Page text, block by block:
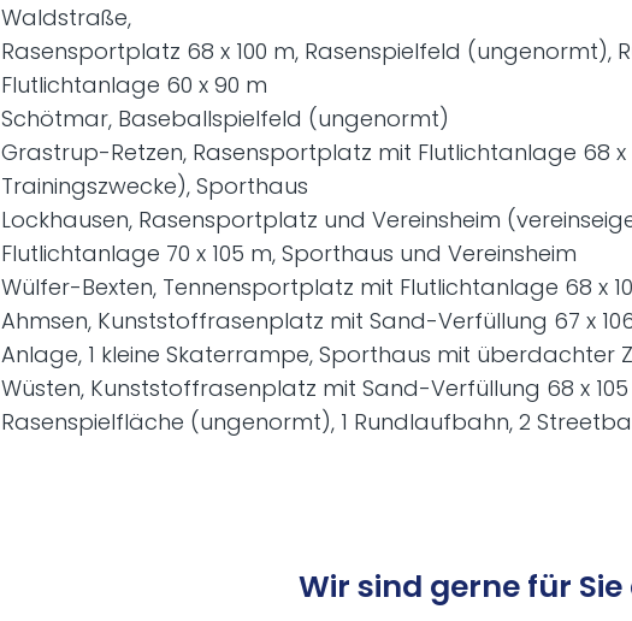
Waldstraße,
Rasensportplatz 68 x 100 m, Rasenspielfeld
Flutlichtanlage 60 x 90 m
Schötmar, Baseballspielfeld (ungenormt)
Grastrup-Retzen, Rasensportplatz mit Flutlichtanlage 68 x
Trainingszwecke), Sporthaus
Lockhausen, Rasensportplatz und Vereinsheim
Flutlichtanlage 70 x 105 m, Sporthaus und Vereinsheim
Wülfer-Bexten, Tennensportplatz mit Flutlichtanlage 68 x
Ahmsen, Kunststoffrasenplatz mit Sand-Verfüllung 67 x
Anlage, 1 kleine Skaterrampe, Sporthaus mit überdachter
Wüsten, Kunststoffrasenplatz mit Sand-Verfüllung 68 x
Rasenspielfläche (ungenormt), 1 Rundlaufbahn, 2
Wir sind gerne für Sie